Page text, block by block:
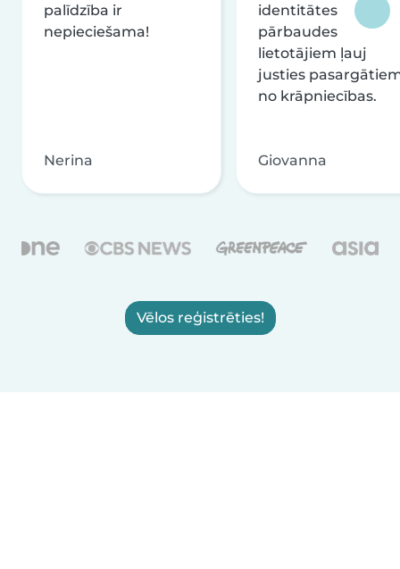
palīdzība ir
nepieciešama!
Nerina
identitātes
pārbaudes
lietotājiem ļauj
justies
no krāpniecības.
Giovanna
Vēlos reģistrēties!